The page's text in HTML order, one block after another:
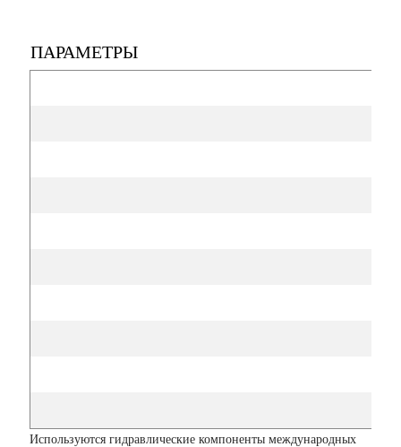
ПАРАМЕТРЫ
Используются гидравлические компоненты международных